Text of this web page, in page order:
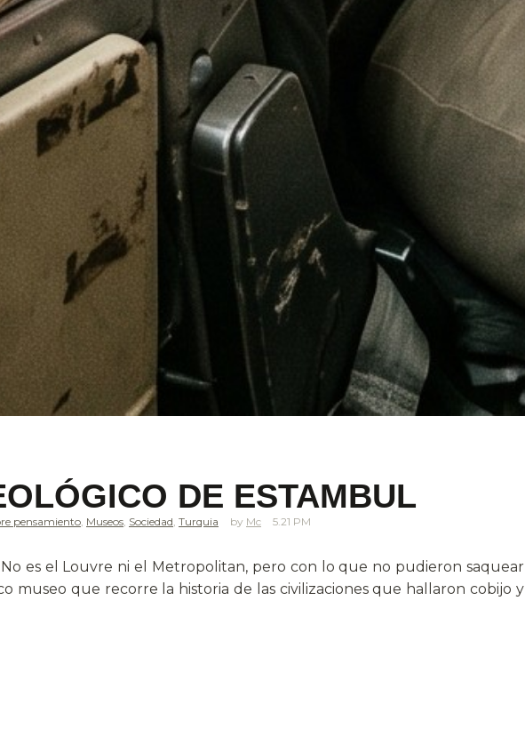
DE ESTAMBUL
pensamiento, Museos, Sociedad, Turquia Mc 5.21 PM
No es el Louvre ni el Metropolitan, pero con lo que no pudieron saquear
museo que recorre la historia de las civilizaciones que hallaron cobijo y